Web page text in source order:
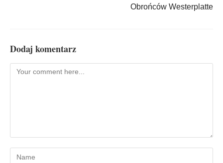
Obrońców Westerplatte
Dodaj komentarz